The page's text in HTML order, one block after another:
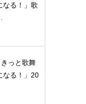
なる！」歌
っと歌舞
なる！」20